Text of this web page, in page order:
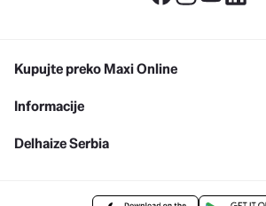
Kupujte preko Maxi Online
Informacije
Delhaize Serbia